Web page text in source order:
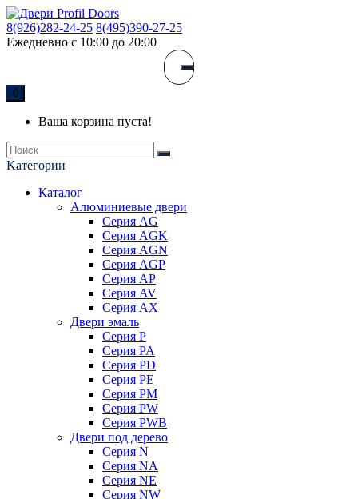
8(926)282-24-25 8(495)390-27-25
Ежедневно с 10:00 до 20:00
0
Ваша корзина пуста!
Kатегории
Каталог
Алюминиевые двери
Серия AG
Серия AGK
Серия AGN
Серия AGP
Серия AP
Серия AV
Серия AX
Двери эмаль
Серия P
Серия PA
Серия PD
Серия PE
Серия PM
Серия PW
Серия PWB
Двери под дерево
Серия N
Серия NA
Серия NE
Серия NW